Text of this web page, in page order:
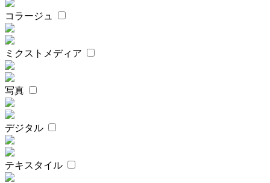
コラージュ
ミクストメディア
写真
デジタル
テキスタイル